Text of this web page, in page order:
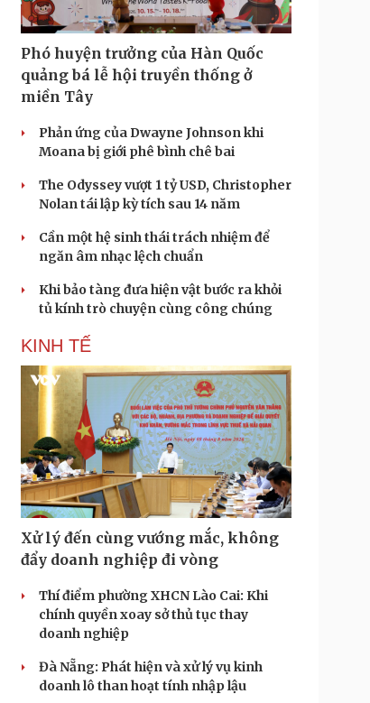
Phó huyện trưởng của Hàn Quốc
quảng bá lễ hội truyền thống ở
miền Tây
Phản ứng của Dwayne Johnson khi
Moana bị giới phê bình chê bai
The Odyssey vượt 1 tỷ USD, Christopher
Nolan tái lập kỳ tích sau 14 năm
Cần một hệ sinh thái trách nhiệm để
ngăn âm nhạc lệch chuẩn
Khi bảo tàng đưa hiện vật bước ra khỏi
tủ kính trò chuyện cùng công chúng
KINH TẾ
Xử lý đến cùng vướng mắc, không
đẩy doanh nghiệp đi vòng
Thí điểm phường XHCN Lào Cai: Khi
chính quyền xoay sở thủ tục thay
doanh nghiệp
Đà Nẵng: Phát hiện và xử lý vụ kinh
doanh lô than hoạt tính nhập lậu